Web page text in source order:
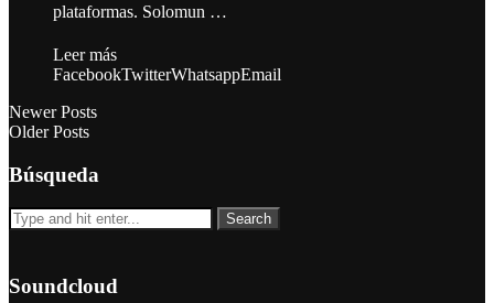
plataformas. Solomun …
Leer más
FacebookTwitterWhatsappEmail
Newer Posts
Older Posts
Búsqueda
Soundcloud